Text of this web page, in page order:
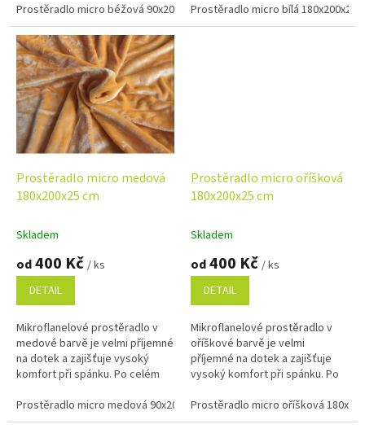
všitou gumu provlečenou v
tunýlku, která...
Prostěradlo micro béžová 90x200x25 cm Prostěradlo micro béžová
provlečenou v tunýlku. Rozměr...
Prostěradlo micro bílá 180x200x25
Prostěradlo micro medová
180x200x25 cm
Skladem
od400 Kč / ks
DETAIL
Mikroflanelové prostěradlo v
medové barvě je velmi příjemné
na dotek a zajišťuje vysoký
komfort při spánku. Po celém
díky které prostěradlo dobře...
Prostěradlo micro medová 90x200x25 cm Prostěradlo micro medová
Prostěradlo micro oříšková
180x200x25 cm
Skladem
od400 Kč / ks
DETAIL
Mikroflanelové prostěradlo v
oříškové barvě je velmi
příjemné na dotek a zajišťuje
vysoký komfort při spánku. Po
tunýlku, která prostěradlo
dobře...
Prostěradlo micro oříšková